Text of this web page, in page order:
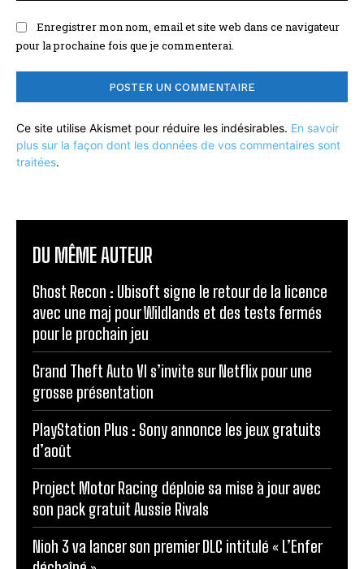
Enregistrer mon nom, email et site web dans ce navigateur
pour la prochaine fois que je commenterai.
Ce site utilise Akismet pour réduire les indésirables. En savoir
plus sur la façon dont les données de vos commentaires sont
traitées.
DU MÊME AUTEUR
Ghost Recon : Ubisoft signe le retour de la licence
avec une maj pour Wildlands et des tests fermés
pour le prochain jeu
Grand Theft Auto VI s’invite sur Netflix pour une
grosse présentation
PlayStation Plus : Sony annonce les jeux gratuits
d’août
Project Motor Racing déploie sa mise à jour avec
son pack gratuit Aussie Rivals
Nioh 3 va lancer son premier DLC intitulé « L’Enfer